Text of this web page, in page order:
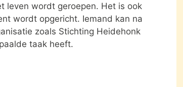
leven wordt geroepen. Het is ook
wordt opgericht. Iemand kan na
zoals Stichting Heidehonk
taak heeft.